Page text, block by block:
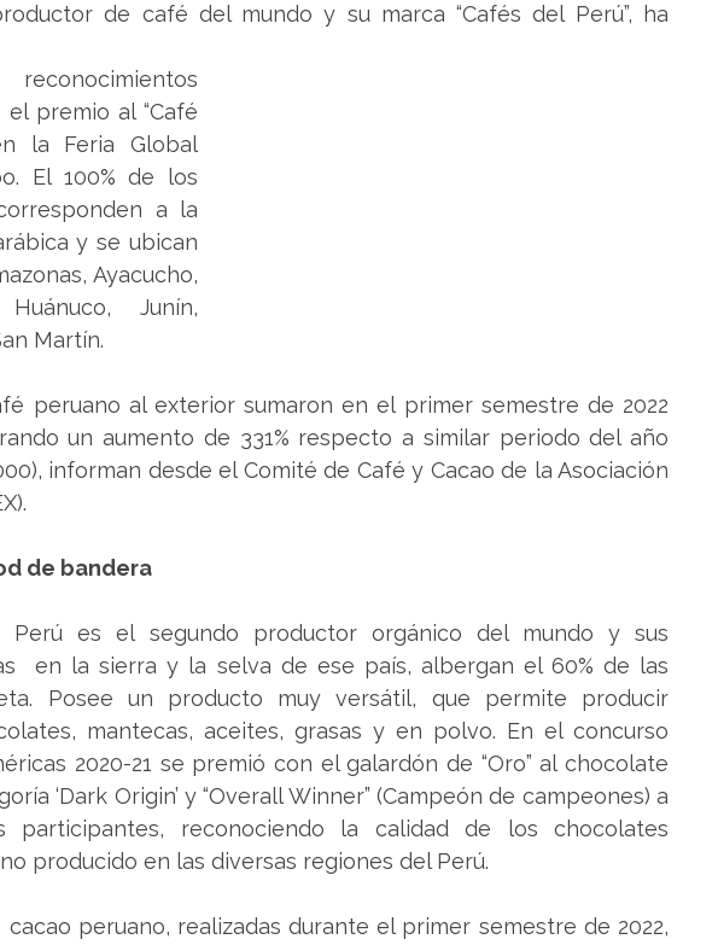
de café del mundo y su marca “Cafés del Perú”, ha
premio al “Café
la Feria Global
El 100% de los
a la
y se ubican
Ayacucho,
Junín,
Martín.
peruano al exterior sumaron en el primer semestre de 2022
un aumento de 331% respecto a similar periodo del año
informan desde el Comité de Café y Cacao de la Asociación
de bandera
Perú es el segundo productor orgánico del mundo y sus
en la sierra y la selva de ese país, albergan el 60% de las
Posee un producto muy versátil, que permite producir
mantecas, aceites, grasas y en polvo. En el concurso
2020-21 se premió con el galardón de “Oro” al chocolate
‘Dark Origin’ y “Overall Winner” (Campeón de campeones) a
participantes, reconociendo la calidad de los chocolates
producido en las diversas regiones del Perú.
peruano, realizadas durante el primer semestre de 2022,